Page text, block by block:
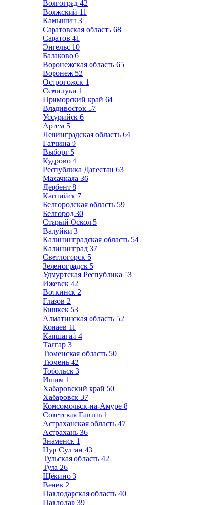
Волгоград 42
Волжский 11
Камышин 3
Саратовская область 68
Саратов 41
Энгельс 10
Балаково 6
Воронежская область 65
Воронеж 52
Острогожск 1
Семилуки 1
Приморский край 64
Владивосток 37
Уссурийск 6
Артем 5
Ленинградская область 64
Гатчина 9
Выборг 5
Кудрово 4
Республика Дагестан 63
Махачкала 36
Дербент 8
Каспийск 7
Белгородская область 59
Белгород 30
Старый Оскол 5
Валуйки 3
Калининградская область 54
Калининград 37
Светлогорск 5
Зеленоградск 5
Удмуртская Республика 53
Ижевск 42
Воткинск 2
Глазов 2
Бишкек 53
Алматинская область 52
Конаев 11
Капшагай 4
Талгар 3
Тюменская область 50
Тюмень 42
Тобольск 3
Ишим 1
Хабаровский край 50
Хабаровск 37
Комсомольск-на-Амуре 8
Советская Гавань 1
Астраханская область 47
Астрахань 36
Знаменск 1
Нур-Султан 43
Тульская область 42
Тула 26
Щёкино 3
Венев 2
Павлодарская область 40
Павлодар 39